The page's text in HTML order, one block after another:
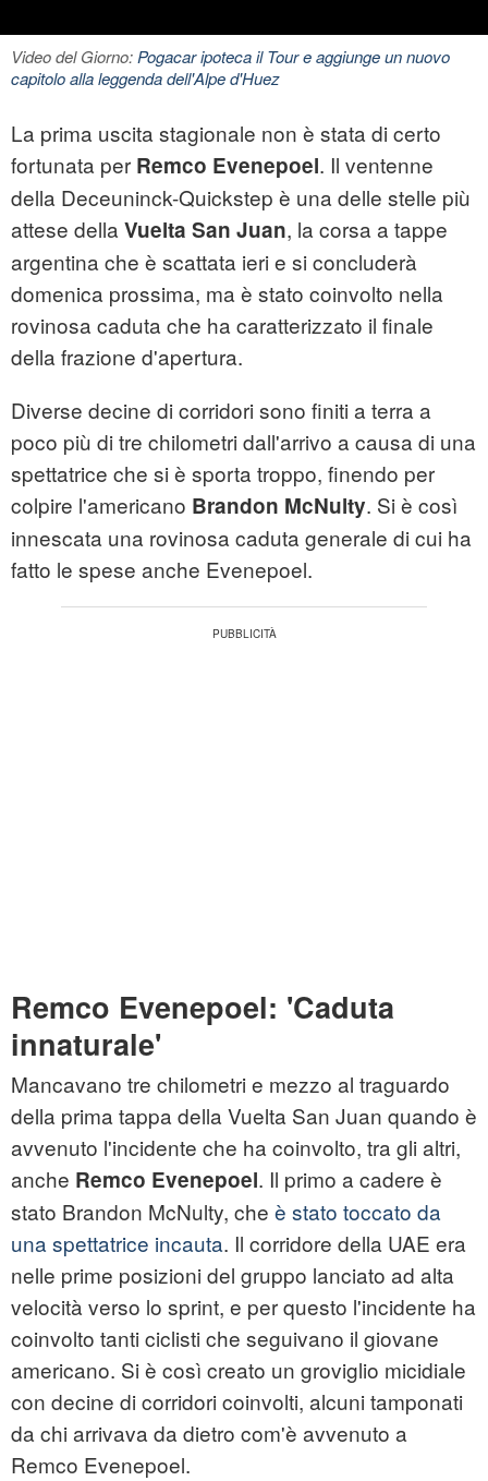
Video del Giorno:Pogacar ipoteca il Tour e aggiunge un nuovo
capitolo alla leggenda dell'Alpe d'Huez
La prima uscita stagionale non è stata di certo
fortunata per Remco Evenepoel. Il ventenne
della Deceuninck-Quickstep è una delle stelle più
attese della Vuelta San Juan, la corsa a tappe
argentina che è scattata ieri e si concluderà
domenica prossima, ma è stato coinvolto nella
rovinosa caduta che ha caratterizzato il finale
della frazione d'apertura.
Diverse decine di corridori sono finiti a terra a
poco più di tre chilometri dall'arrivo a causa di una
spettatrice che si è sporta troppo, finendo per
colpire l'americano Brandon McNulty. Si è così
innescata una rovinosa caduta generale di cui ha
fatto le spese anche Evenepoel.
Remco Evenepoel: 'Caduta
innaturale'
Mancavano tre chilometri e mezzo al traguardo
della prima tappa della Vuelta San Juan quando è
avvenuto l'incidente che ha coinvolto, tra gli altri,
anche Remco Evenepoel. Il primo a cadere è
stato Brandon McNulty, che è stato toccato da
una spettatrice incauta. Il corridore della UAE era
nelle prime posizioni del gruppo lanciato ad alta
velocità verso lo sprint, e per questo l'incidente ha
coinvolto tanti ciclisti che seguivano il giovane
americano. Si è così creato un groviglio micidiale
con decine di corridori coinvolti, alcuni tamponati
da chi arrivava da dietro com'è avvenuto a
Remco Evenepoel.